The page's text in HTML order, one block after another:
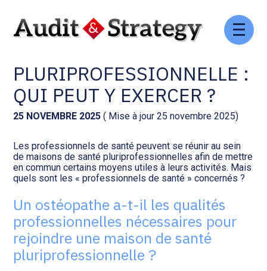
Aller
Comptabilité et conseil
Social et ressources humaines
Assistance juridique
Audit légal
Gestion de patrimoine
Procédures collectives
Gestion des documents : ISuite
Tenue de votre comptabilité :
ACD
Facturation et pilotage :
Facturation et pilotage : MEG
WAIBI
Gérer vos ressources
humaines : SILAE
PLURIPROFESSIONNELLE :
QUI PEUT Y EXERCER ?
25 NOVEMBRE 2025 ( Mise à jour 25 novembre 2025)
Les professionnels de santé peuvent se réunir au sein
de maisons de santé pluriprofessionnelles afin de mettre
en commun certains moyens utiles à leurs activités. Mais
quels sont les « professionnels de santé » concernés ?
Un ostéopathe a-t-il les qualités
professionnelles nécessaires pour
rejoindre une maison de santé
pluriprofessionnelle ?